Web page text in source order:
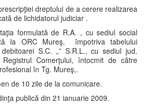
dreptului de a cerere realizarea
de lichidatorul judiciar .
formulată de R.A. , cu sediul social
la ORC Mureş, împotriva tabelului
S.C. „” S.R.L., cu sediul jud.
Comerţului, întocmit de către
în Tg. Mureş,.
de 10 zile de la comunicare.
publică din 21 ianuarie 2009.